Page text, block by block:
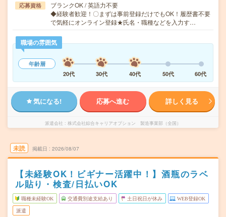
応募資格
ブランクOK / 英語力不要
◆経験者歓迎！〇まずは事前登録だけでもOK！履歴書不要
で気軽にオンライン登録★氏名・職種などを入力す…
職場の雰囲気
年齢層
20代
30代 40代 50代 60代
気になる! 応募へ進む 詳しく見る
派遣会社 株式会社綜合キャリアオプション 製造事業部（全国）
未読 掲載日 2026/08/07
【未経験OK！ビギナー活躍中！】酒瓶のラベ
ル貼り・検査/日払いOK
職種未経験OK 交通費別途支給あり 土日祝日が休み WEB登録OK
派遣